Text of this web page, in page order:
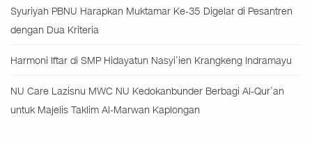
Syuriyah PBNU Harapkan Muktamar Ke-35 Digelar di Pesantren
dengan Dua Kriteria
Harmoni Iftar di SMP Hidayatun Nasyi’ien Krangkeng Indramayu
NU Care Lazisnu MWC NU Kedokanbunder Berbagi Al-Qur’an
untuk Majelis Taklim Al-Marwan Kaplongan